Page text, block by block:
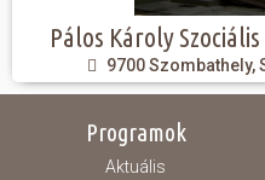
Pálos Károly
9700 Szombathely,
Programok
Aktuális